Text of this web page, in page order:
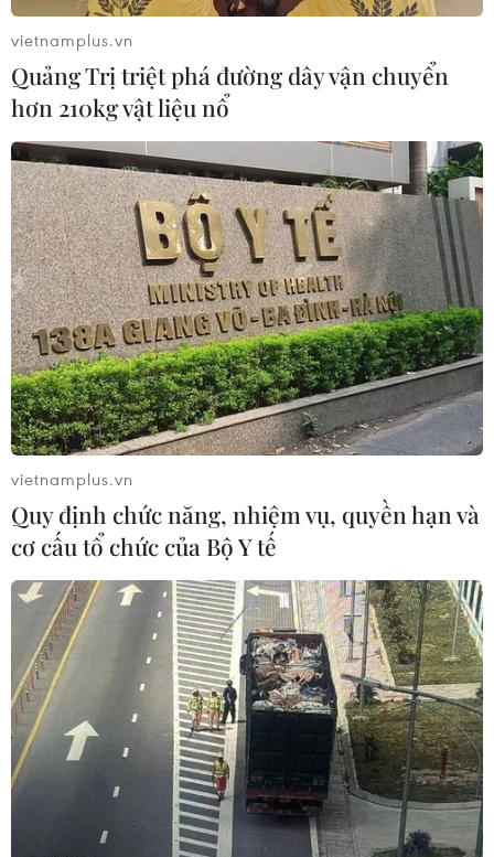
Hội nhập với ASEAN: Việt Nam khẳng định
vị thế trên trường quốc tế
25/01/2020 01:46
Trong suốt tiến trình tham gia vào ASEAN cũng như khối
thương mại tự do AFTA, Việt Nam đã thực sự trưởng
thành lên rất nhiều trong quan điểm về hội nhập và thực
thi cam kết hội nhập.
Chuyên gia Singapore: Việt Nam có vị thế
tốt để đưa ASEAN tiến lên
Tiến sỹ Frederick Kliem nhận định Việt Nam đã nổi lên
vietnamplus.vn
Quảng Trị triệt phá đường dây vận chuyển
hơn 210kg vật liệu nổ
vietnamplus.vn
Quy định chức năng, nhiệm vụ, quyền hạn và
cơ cấu tổ chức của Bộ Y tế